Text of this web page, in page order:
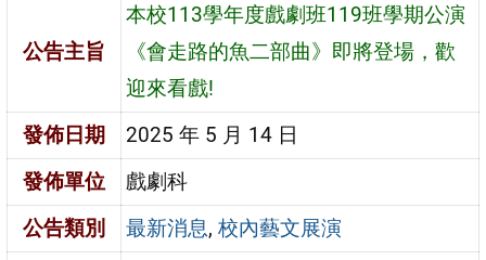
公告主旨
本校113學年度戲劇班119班學期公演
《會走路的魚二部曲》即將登場，歡
迎來看戲!
發佈日期
2025 年 5 月 14 日
發佈單位
戲劇科
公告類別
最新消息,校內藝文展演